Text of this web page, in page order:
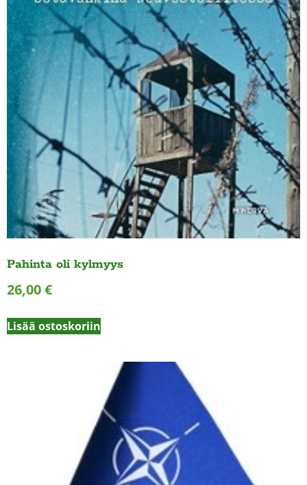
Pahinta oli kylmyys
26,00€
Lisää ostoskoriin